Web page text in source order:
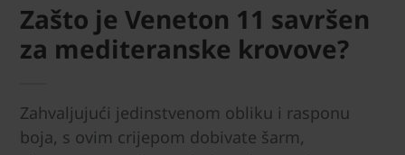
Zašto je Veneton 11 savršen
za mediteranske krovove?
Zahvaljujući jedinstvenom obliku i rasponu
boja, s ovim crijepom dobivate šarm,